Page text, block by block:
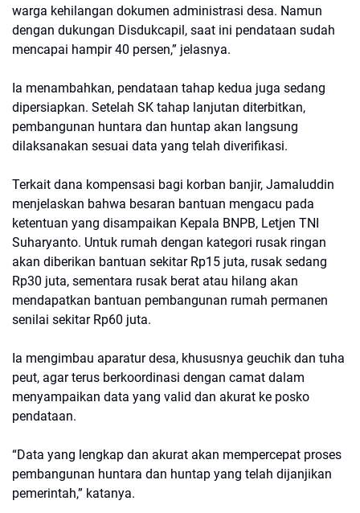
warga kehilangan dokumen administrasi desa. Namun
dengan dukungan Disdukcapil, saat ini pendataan sudah
mencapai hampir 40 persen,” jelasnya.
Ia menambahkan, pendataan tahap kedua juga sedang
dipersiapkan. Setelah SK tahap lanjutan diterbitkan,
pembangunan huntara dan huntap akan langsung
dilaksanakan sesuai data yang telah diverifikasi.
Terkait dana kompensasi bagi korban banjir, Jamaluddin
menjelaskan bahwa besaran bantuan mengacu pada
ketentuan yang disampaikan Kepala BNPB, Letjen TNI
Suharyanto. Untuk rumah dengan kategori rusak ringan
akan diberikan bantuan sekitar Rp15 juta, rusak sedang
Rp30 juta, sementara rusak berat atau hilang akan
mendapatkan bantuan pembangunan rumah permanen
senilai sekitar Rp60 juta.
Ia mengimbau aparatur desa, khususnya geuchik dan tuha
peut, agar terus berkoordinasi dengan camat dalam
menyampaikan data yang valid dan akurat ke posko
pendataan.
“Data yang lengkap dan akurat akan mempercepat proses
pembangunan huntara dan huntap yang telah dijanjikan
pemerintah,” katanya.